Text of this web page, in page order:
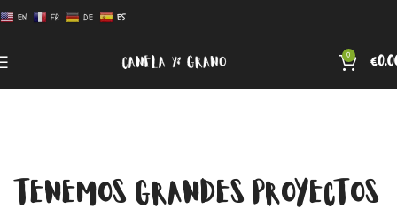
EN FR DE ES
0 €
TENEMOS GRANDES PROYECTOS